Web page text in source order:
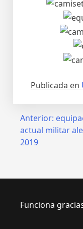
Publicada en
Navegación
Anterior:
actual militar
2019
Funciona